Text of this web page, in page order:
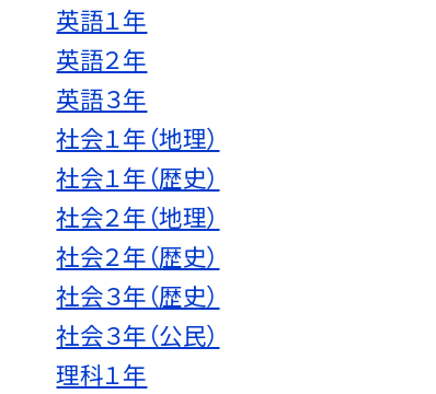
英語１年
英語２年
英語３年
社会１年（地理）
社会１年（歴史）
社会２年（地理）
社会２年（歴史）
社会３年（歴史）
社会３年（公民）
理科１年